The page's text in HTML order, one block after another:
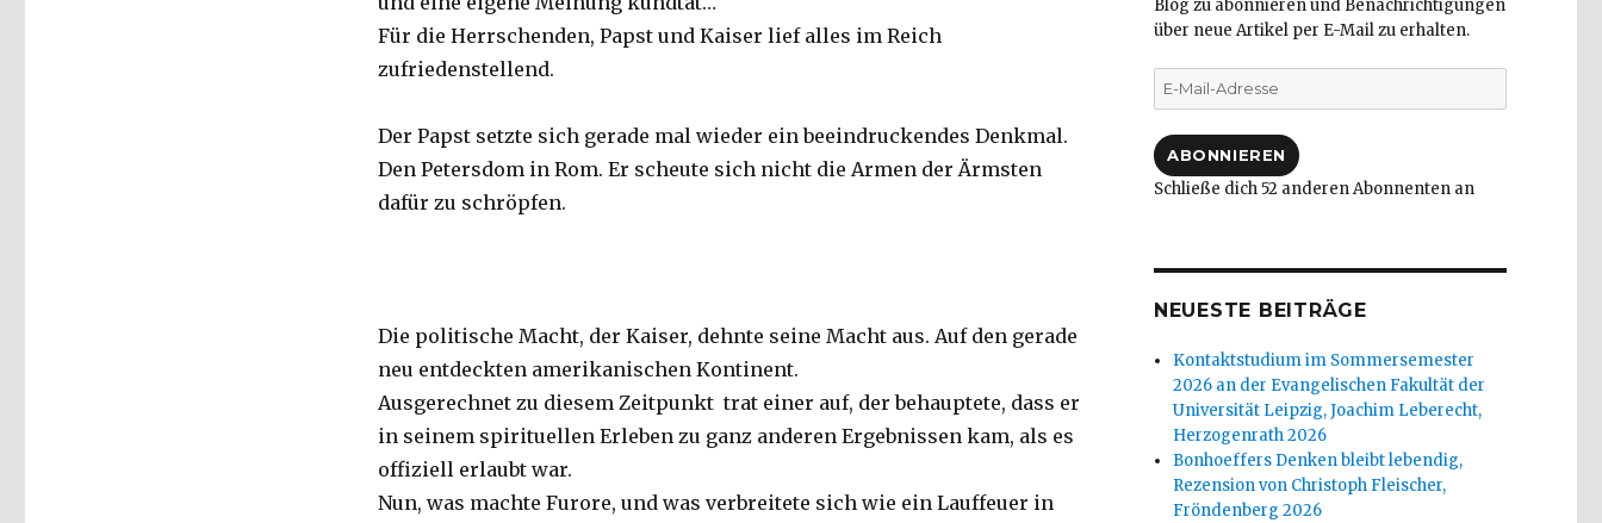
Für die Herrschenden, Papst und Kaiser lief alles im Reich
zufriedenstellend.
Der Papst setzte sich gerade mal wieder ein beeindruckendes Denkmal.
Den Petersdom in Rom. Er scheute sich nicht die Armen der Ärmsten
dafür zu schröpfen.
Die politische Macht, der Kaiser, dehnte seine Macht aus. Auf den gerade
neu entdeckten amerikanischen Kontinent.
Ausgerechnet zu diesem Zeitpunkt trat einer auf, der behauptete, dass er
in seinem spirituellen Erleben zu ganz anderen Ergebnissen kam, als es
offiziell erlaubt war.
Nun, was machte Furore, und was verbreitete sich wie ein Lauffeuer in
Blog zu abonnieren und Benachrichtigungen
über neue Artikel per E-Mail zu erhalten.
E-
Mail-
ABONNIEREN
Schließe dich 52 anderen Abonnenten an
NEUESTE BEITRÄGE
Kontaktstudium im Sommersemester
2026 an der Evangelischen Fakultät der
Universität Leipzig, Joachim Leberecht,
Herzogenrath 2026
Bonhoeffers Denken bleibt lebendig,
Rezension von Christoph Fleischer,
Fröndenberg 2026